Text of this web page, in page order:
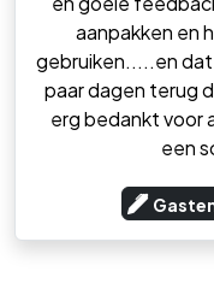
aanpakken en
gebruiken.....en
paar dagen terug
erg bedankt voor
een